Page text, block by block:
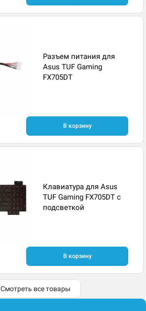
Разъем питания для
Asus TUF Gaming
FX705DT
В корзину
Клавиатура для Asus
TUF Gaming FX705DT с
подсветкой
В корзину
Смотреть все товары